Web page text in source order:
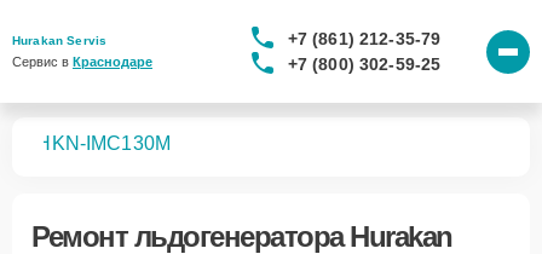
Hurakan Servis
Сервис в Краснодаре
+7 (861) 212-35-79
+7 (800) 302-59-25
HKN-IMC130M
Ремонтльдогенератора Hurakan